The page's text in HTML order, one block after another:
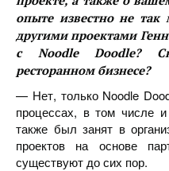
опыте известно не так
другими проектами
с Noodle Doodle?
ресторанном бизнесе?
— Нет, только Noodle
процессах, в том числе
также был занят в
проектов на основе
существуют до сих пор.